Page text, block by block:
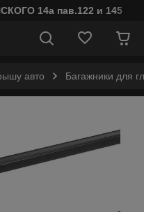
14а пав.122 и 145
авто Багажники для